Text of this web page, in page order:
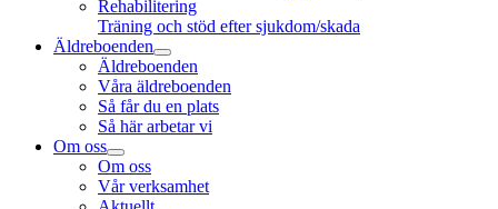
Rehabilitering
Träning och stöd efter sjukdom/skada
Äldreboenden
Äldreboenden
Våra äldreboenden
Så får du en plats
Så här arbetar vi
Om oss
Om oss
Vår verksamhet